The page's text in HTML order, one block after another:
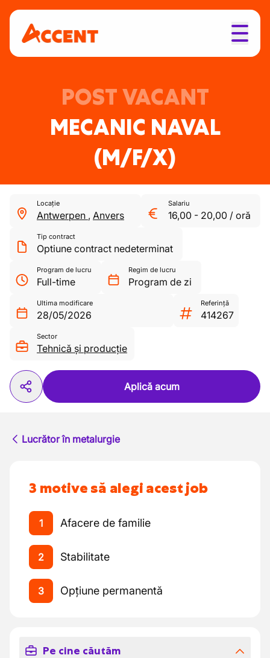
POST VACANT
MECANIC NAVAL
(M/F/X)
Locație
Antwerpen , Anvers
Salariu
16,00 - 20,00 / oră
Tip contract
Optiune contract nedeterminat
Program de lucru
Full-time
Regim de lucru
Program de zi
Ultima modificare
28/05/2026
Referință
414267
Sector
Tehnică și producție
Aplică acum
Lucrător în metalurgie
3 motive să alegi acest job
1 Afacere de familie
2 Stabilitate
3 Opțiune permanentă
Pe cine căutăm